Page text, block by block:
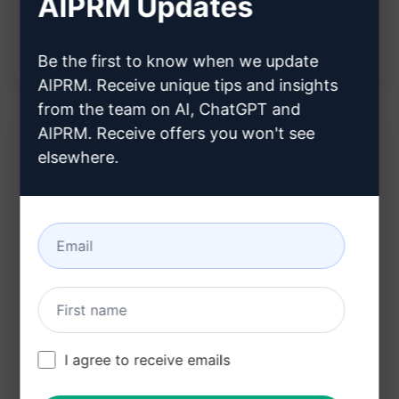
en domineer de zoekresultaten voor jouw
Beschrijving:
strategie
Optimaliseer je content met deze relevante
zoekwoorden
Verhoog de zichtbaarheid en vindbaarheid van
je content
Be the first to know when we update
AIPRM. Receive unique tips and insights
from the team on AI, ChatGPT and
AIPRM. Receive offers you won't see
elsewhere.
I agree to receive emails